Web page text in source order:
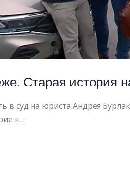
Старая история
в суд на юриста Андрея
к…